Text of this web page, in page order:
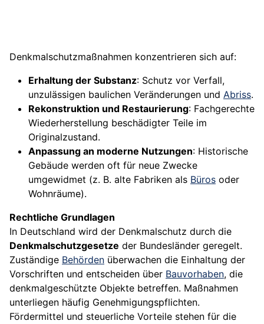
Denkmalschutzmaßnahmen konzentrieren sich auf:
Erhaltung der Substanz: Schutz vor Verfall,
unzulässigen baulichen Veränderungen und Abriss.
Rekonstruktion und Restaurierung: Fachgerechte
Wiederherstellung beschädigter Teile im
Originalzustand.
Anpassung an moderne Nutzungen: Historische
Gebäude werden oft für neue Zwecke
umgewidmet (z. B. alte Fabriken als Büros oder
Wohnräume).
Rechtliche Grundlagen
In Deutschland wird der Denkmalschutz durch die
Denkmalschutzgesetze der Bundesländer geregelt.
Zuständige Behörden überwachen die Einhaltung der
Vorschriften und entscheiden über Bauvorhaben, die
denkmalgeschützte Objekte betreffen. Maßnahmen
unterliegen häufig Genehmigungspflichten.
Fördermittel und steuerliche Vorteile stehen für die